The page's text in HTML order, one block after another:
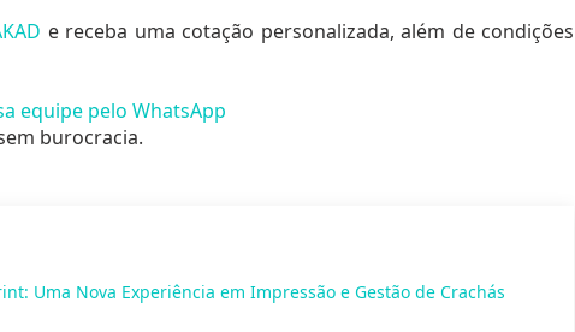
e receba uma cotação personalizada, além de condições
equipe pelo WhatsApp
burocracia.
Uma Nova Experiência em Impressão e Gestão de Crachás